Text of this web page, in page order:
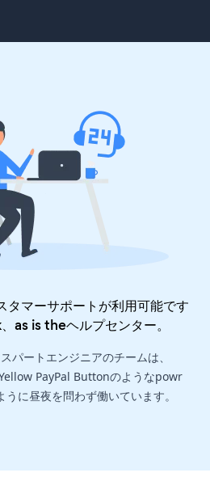
マーサポートが利用可能です
as is theヘルプセンター。
パートエンジニアのチームは、
PayPal Buttonのようなpowr
に昼夜を問わず働いています。